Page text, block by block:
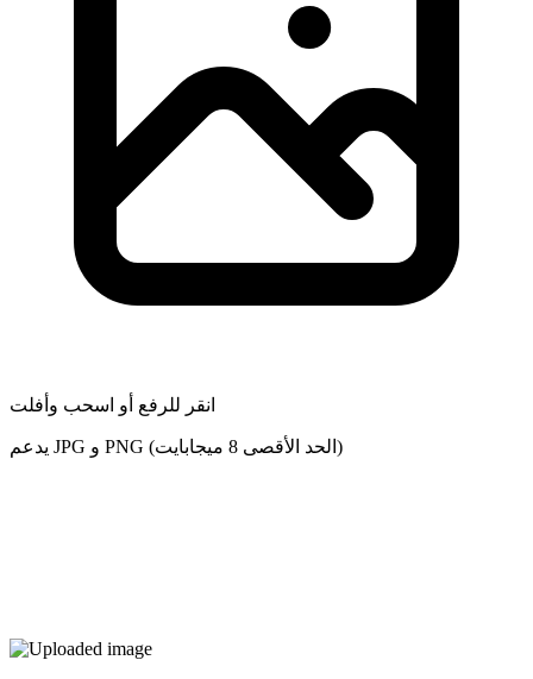
انقر للرفع أو اسحب وأفلت
يدعم JPG و PNG (الحد الأقصى 8 ميجابايت)